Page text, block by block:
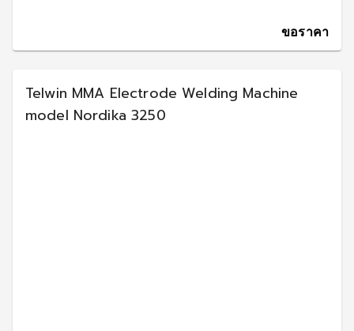
ขอราคา
Telwin MMA Electrode Welding Machine
model Nordika 3250